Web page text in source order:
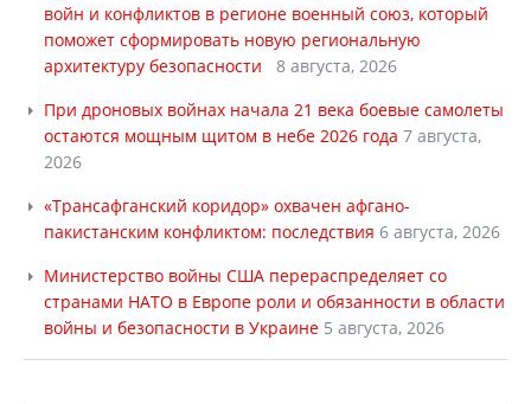
войн и конфликтов в регионе военный союз, который
поможет сформировать новую региональную
архитектуру безопасности
8 августа, 2026
При дроновых войнах начала 21 века боевые самолеты
остаются мощным щитом в небе 2026 года 7 августа,
2026
«Трансафганский коридор» охвачен афгано-
пакистанским конфликтом: последствия 6 августа, 2026
Министерство войны США перераспределяет со
странами НАТО в Европе роли и обязанности в области
войны и безопасности в Украине 5 августа, 2026